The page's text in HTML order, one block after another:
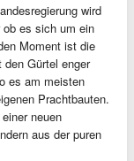
wird
es sich um ein
Moment ist die
Gürtel enger
es am meisten
Prachtbauten.
neuen
aus der puren